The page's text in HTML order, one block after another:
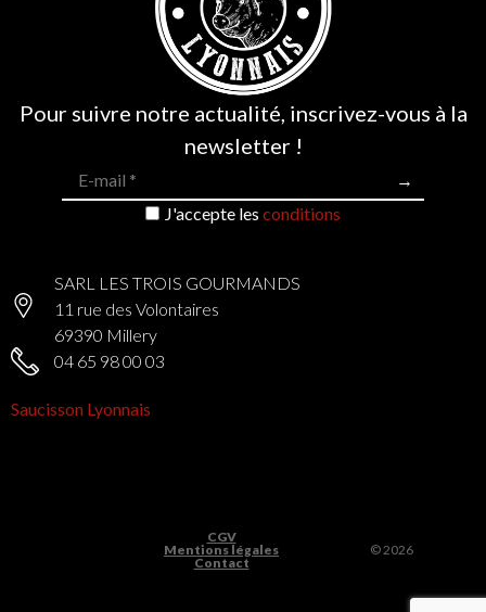
223 avis
Pour suivre notre actualité, inscrivez-vous à la
newsletter !
J'accepte les conditions
SARL LES TROIS GOURMANDS
11 rue des Volontaires
69390 Millery
04 65 98 00 03
Saucisson Lyonnais
CGV
Mentions légales
Contact
© 2026